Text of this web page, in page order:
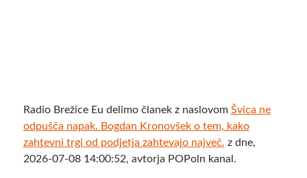
Radio Brežice Eu delimo članek z naslovom Švica ne
odpušča napak. Bogdan Kronovšek o tem, kako
zahtevni trgi od podjetja zahtevajo največ. z dne,
2026-07-08 14:00:52, avtorja POPoln kanal.